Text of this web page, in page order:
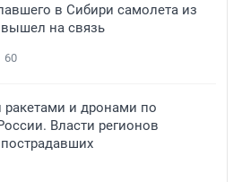
в Сибири самолета из
на связь
60
ракетами и дронами по
Власти регионов